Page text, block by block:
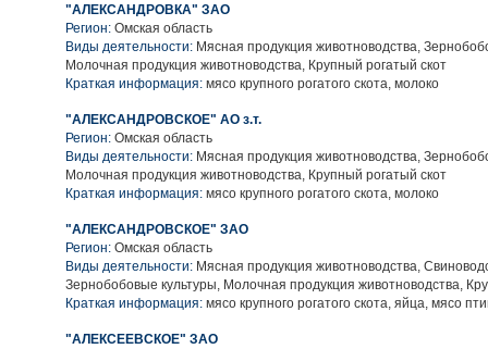
"АЛЕКСАНДРОВКА" ЗАО
Регион: Омская область
Виды деятельности: Мясная продукция животноводства,
Молочная продукция животноводства, Крупный рогатый скот
Краткая информация: мясо крупного рогатого скота, молоко
"АЛЕКСАНДРОВСКОЕ" АО з.т.
Регион: Омская область
Виды деятельности: Мясная продукция животноводства,
Молочная продукция животноводства, Крупный рогатый скот
Краткая информация: мясо крупного рогатого скота, молоко
"АЛЕКСАНДРОВСКОЕ" ЗАО
Регион: Омская область
Виды деятельности: Мясная продукция животноводства,
Зернобобовые культуры, Молочная продукция животноводства,
Краткая информация: мясо крупного рогатого скота, яйца, мясо
"АЛЕКСЕЕВСКОЕ" ЗАО